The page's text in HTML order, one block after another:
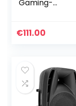
Gaming-
Intuitive
€111.00